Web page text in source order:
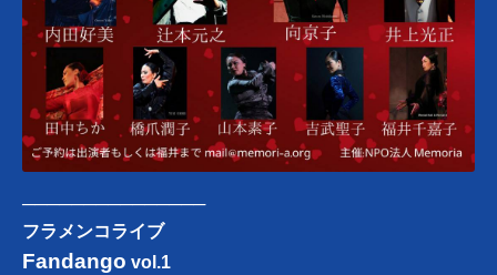
───────────────
フラメンコライブ
Fandango vol.1